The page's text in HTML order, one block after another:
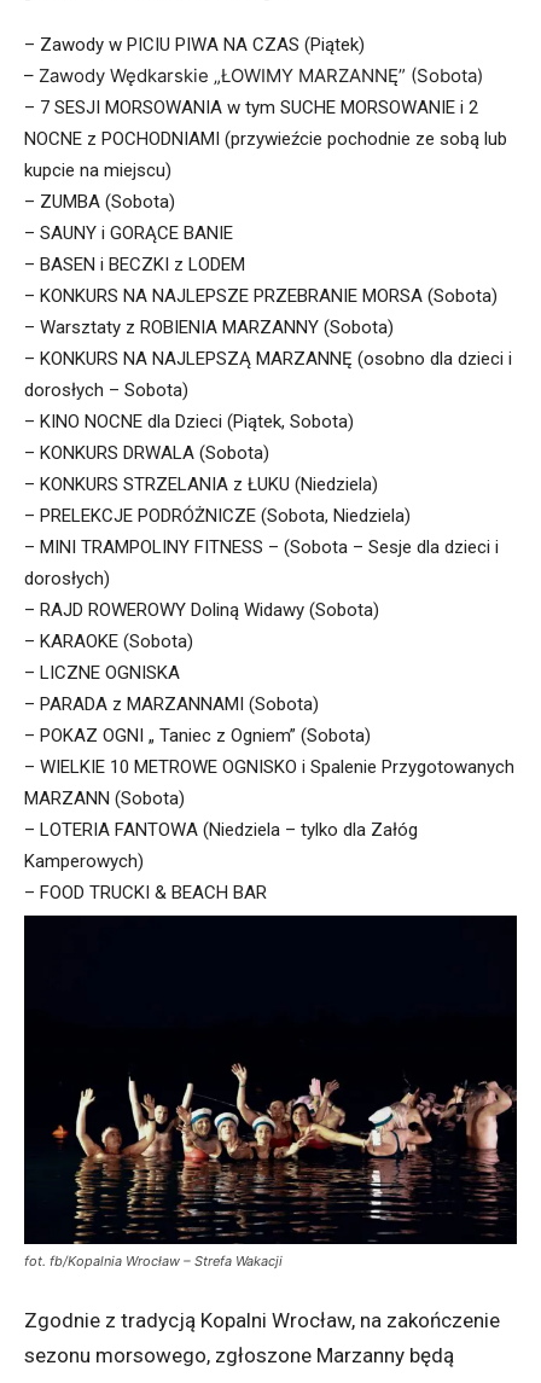
– Zawody w PICIU PIWA NA CZAS (Piątek)
– Zawody Wędkarskie „ŁOWIMY MARZANNĘ” (Sobota)
– 7 SESJI MORSOWANIA w tym SUCHE MORSOWANIE i 2
NOCNE z POCHODNIAMI (przywieźcie pochodnie ze sobą lub
kupcie na miejscu)
– ZUMBA (Sobota)
– SAUNY i GORĄCE BANIE
– BASEN i BECZKI z LODEM
– KONKURS NA NAJLEPSZE PRZEBRANIE MORSA (Sobota)
– Warsztaty z ROBIENIA MARZANNY (Sobota)
– KONKURS NA NAJLEPSZĄ MARZANNĘ (osobno dla dzieci i
dorosłych – Sobota)
– KINO NOCNE dla Dzieci (Piątek, Sobota)
– KONKURS DRWALA (Sobota)
– KONKURS STRZELANIA z ŁUKU (Niedziela)
– PRELEKCJE PODRÓŻNICZE (Sobota, Niedziela)
– MINI TRAMPOLINY FITNESS – (Sobota – Sesje dla dzieci i
dorosłych)
– RAJD ROWEROWY Doliną Widawy (Sobota)
– KARAOKE (Sobota)
– LICZNE OGNISKA
– PARADA z MARZANNAMI (Sobota)
– POKAZ OGNI „ Taniec z Ogniem” (Sobota)
– WIELKIE 10 METROWE OGNISKO i Spalenie Przygotowanych
MARZANN (Sobota)
– LOTERIA FANTOWA (Niedziela – tylko dla Załóg
Kamperowych)
– FOOD TRUCKI & BEACH BAR
fot. fb/Kopalnia Wrocław – Strefa Wakacji
Zgodnie z tradycją Kopalni Wrocław, na zakończenie
sezonu morsowego, zgłoszone Marzanny będą